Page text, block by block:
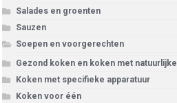
Salades en groenten
Sauzen
Soepen en voorgerechten
Gezond koken en koken met
Koken met specifieke apparatuur
Koken voor één